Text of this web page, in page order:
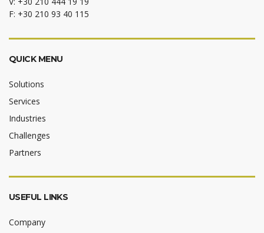
F: +30 210 93 40 115
QUICK MENU
Solutions
Services
Industries
Challenges
Partners
USEFUL LINKS
Company